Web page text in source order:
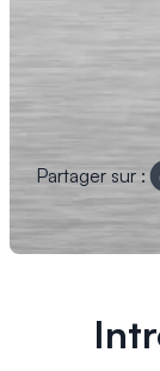
Partager sur :